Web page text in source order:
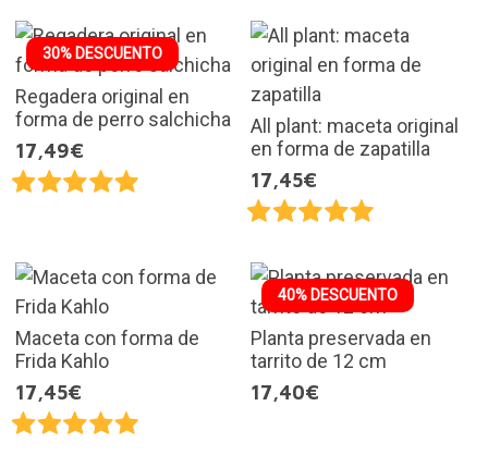
30% DESCUENTO
Regadera original en
forma de perro salchicha
17,49€
All plant: maceta original
en forma de zapatilla
17,45€
Maceta con forma de
Frida Kahlo
17,45€
40% DESCUENTO
Planta preservada en
tarrito de 12 cm
17,40€